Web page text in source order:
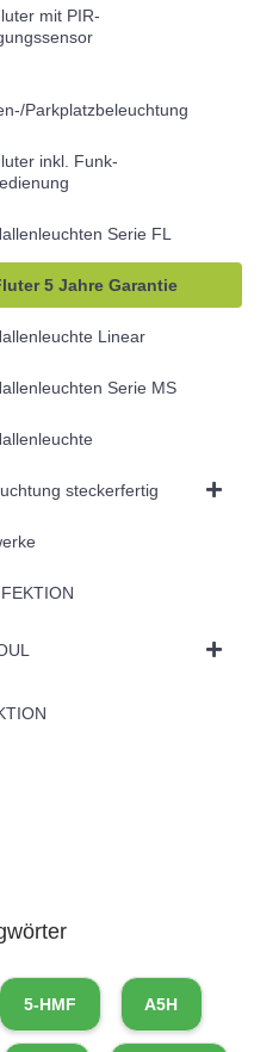
mit PIR-
Parkplatzbeleuchtung
inkl. Funk-
Serie FL
5 Jahre Garantie
Linear
Serie MS
steckerfertig
5-HMF A5H